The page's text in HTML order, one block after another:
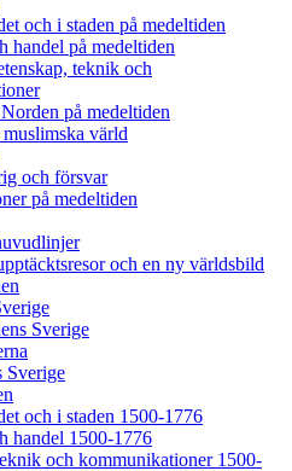
och i staden på medeltiden
handel på medeltiden
teknik och
på medeltiden
värld
och försvar
på medeltiden
och en ny världsbild
Sverige
Sverige
och i staden 1500-1776
handel 1500-1776
och kommunikationer 1500-